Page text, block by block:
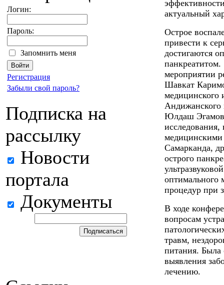
Логин:
Пароль:
Запомнить меня
Регистрация
Забыли свой пароль?
Подписка на
рассылку
Новости
портала
Документы
актуальный
Острое
привести к
достигаются
мероприятии
Шавкат
медицинского
Андижанского
Юлдаш Эгамов
Самарканда,
острого
оптимального
процедур при
В ходе
вопросам
травм,
питания. Была
выявления
лечению.